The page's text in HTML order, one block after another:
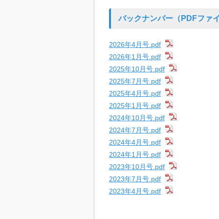
バックナンバー（PDFファ
2026年4月号.pdf
2026年1月号.pdf
2025年10月号.pdf
2025年7月号.pdf
2025年4月号.pdf
2025年1月号.pdf
2024年10月号.pdf
2024年7月号.pdf
2024年4月号.pdf
2024年1月号.pdf
2023年10月号.pdf
2023年7月号.pdf
2023年4月号.pdf